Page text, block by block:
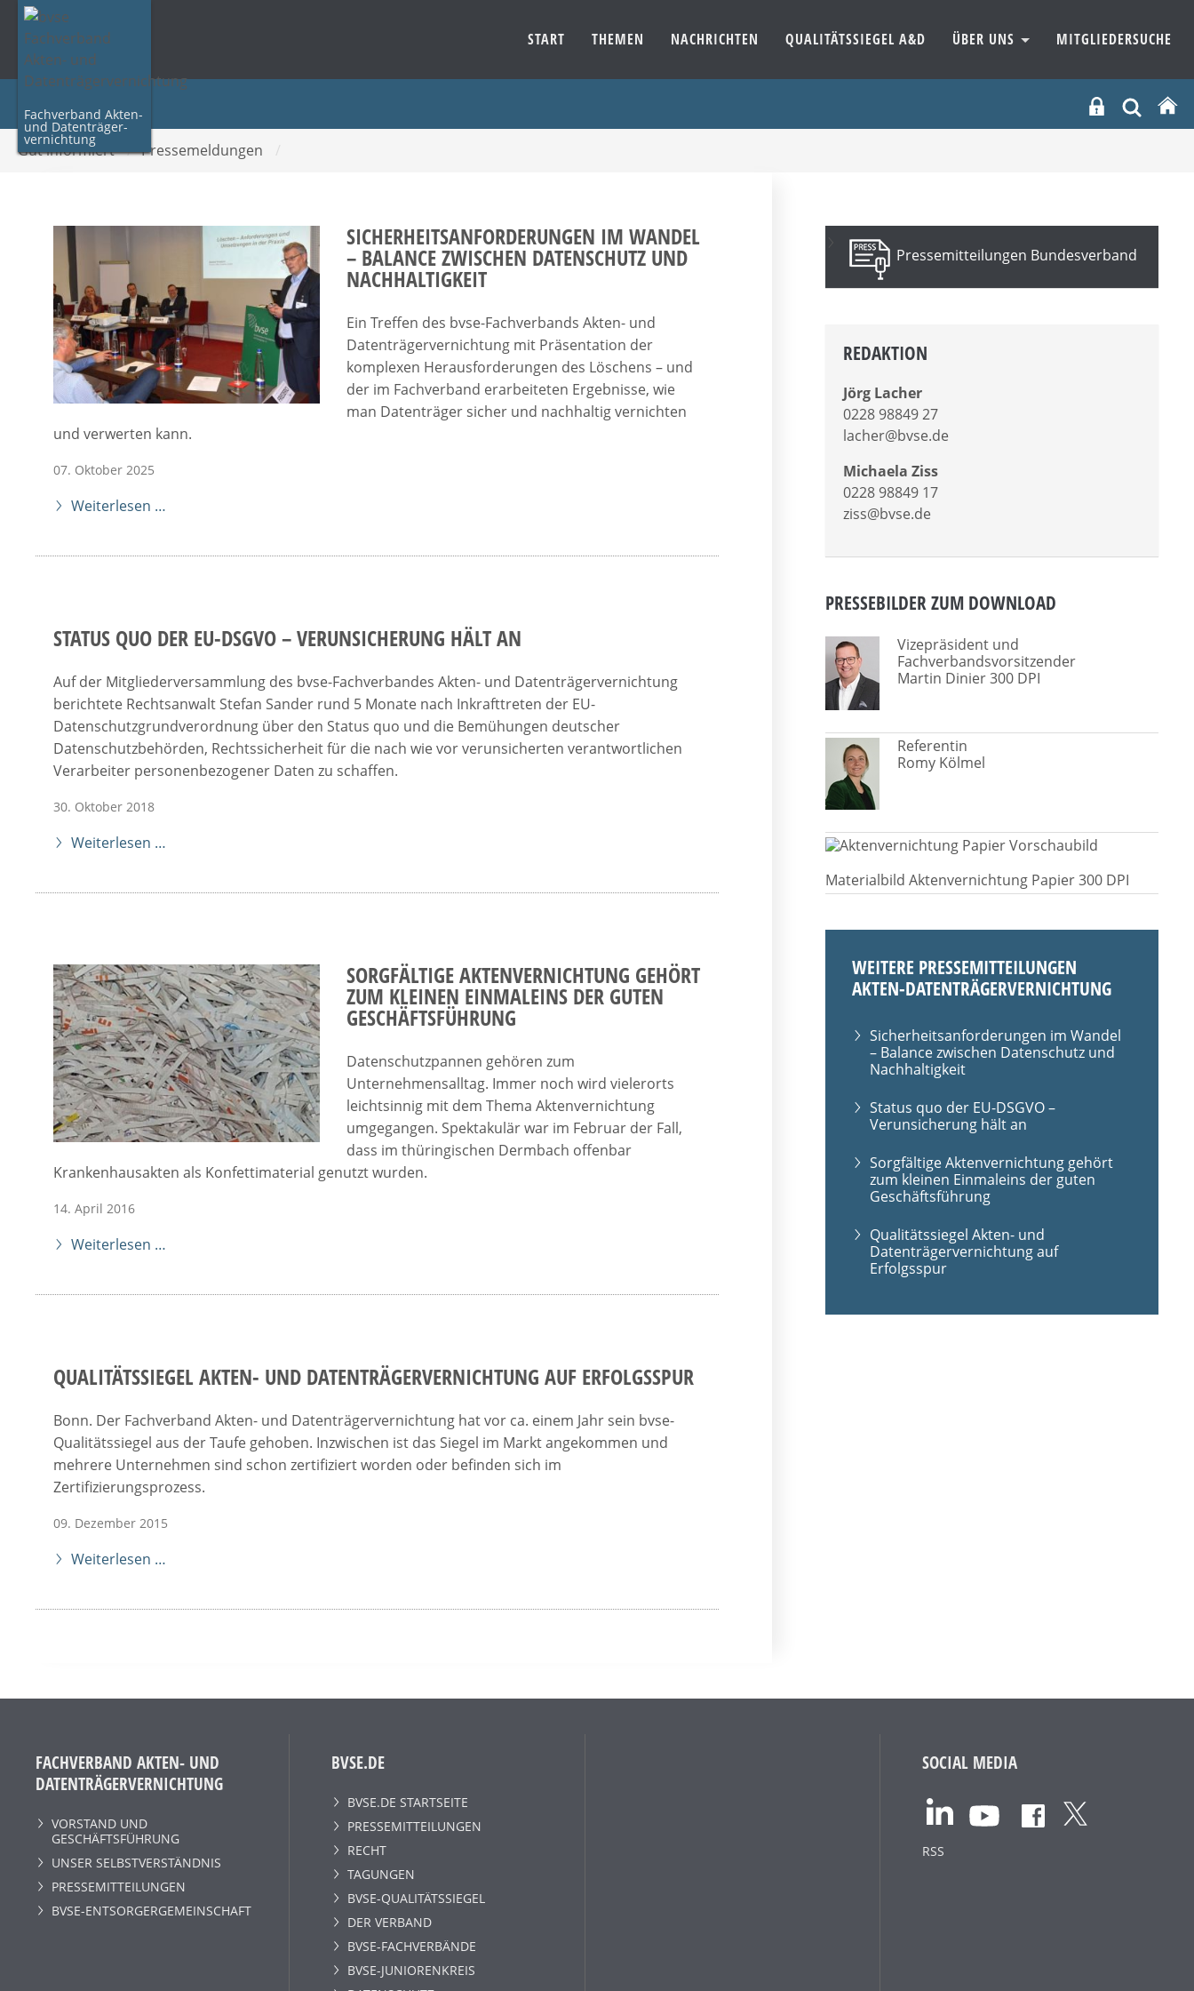
Fachverband Akten-
und Datenträger­
vernichtung
START THEMEN NACHRICHTEN QUALITÄTSSIEGEL A&D ÜBER UNS MITGLIEDERSUCHE
Gut informiert / Pressemeldungen /
SICHERHEITSANFORDERUNGEN IM WANDEL
– BALANCE ZWISCHEN DATENSCHUTZ UND
NACHHALTIGKEIT
Ein Treffen des bvse-Fachverbands Akten- und
Datenträgervernichtung mit Präsentation der
komplexen Herausforderungen des Löschens – und
der im Fachverband erarbeiteten Ergebnisse, wie
man Datenträger sicher und nachhaltig vernichten
und verwerten kann.
07. Oktober 2025
Weiterlesen …
STATUS QUO DER EU-DSGVO – VERUNSICHERUNG HÄLT AN
Auf der Mitgliederversammlung des bvse-Fachverbandes Akten- und Datenträgervernichtung
berichtete Rechtsanwalt Stefan Sander rund 5 Monate nach Inkrafttreten der EU-
Datenschutzgrundverordnung über den Status quo und die Bemühungen deutscher
Datenschutzbehörden, Rechtssicherheit für die nach wie vor verunsicherten verantwortlichen
Verarbeiter personenbezogener Daten zu schaffen.
30. Oktober 2018
Weiterlesen …
SORGFÄLTIGE AKTENVERNICHTUNG GEHÖRT
ZUM KLEINEN EINMALEINS DER GUTEN
GESCHÄFTSFÜHRUNG
Datenschutzpannen gehören zum
Unternehmensalltag. Immer noch wird vielerorts
leichtsinnig mit dem Thema Aktenvernichtung
umgegangen. Spektakulär war im Februar der Fall,
dass im thüringischen Dermbach offenbar
Krankenhausakten als Konfettimaterial genutzt wurden.
14. April 2016
Weiterlesen …
QUALITÄTSSIEGEL AKTEN- UND DATENTRÄGERVERNICHTUNG AUF ERFOLGSSPUR
Bonn. Der Fachverband Akten- und Datenträgervernichtung hat vor ca. einem Jahr sein bvse-
Qualitätssiegel aus der Taufe gehoben. Inzwischen ist das Siegel im Markt angekommen und
mehrere Unternehmen sind schon zertifiziert worden oder befinden sich im
Zertifizierungsprozess.
09. Dezember 2015
Weiterlesen …
Pressemitteilungen Bundesverband
REDAKTION
Jörg Lacher
0228 98849 27
lacher@bvse.de
Michaela Ziss
0228 98849 17
ziss@bvse.de
PRESSEBILDER ZUM DOWNLOAD
Vizepräsident und
Fachverbandsvorsitzender
Martin Dinier 300 DPI
Referentin
Romy Kölmel
Materialbild Aktenvernichtung Papier 300 DPI
WEITERE PRESSEMITTEILUNGEN
AKTEN-DATENTRÄGERVERNICHTUNG
Sicherheitsanforderungen im Wandel
– Balance zwischen Datenschutz und
Nachhaltigkeit
Status quo der EU-DSGVO –
Verunsicherung hält an
Sorgfältige Aktenvernichtung gehört
zum kleinen Einmaleins der guten
Geschäftsführung
Qualitätssiegel Akten- und
Datenträgervernichtung auf
Erfolgsspur
FACHVERBAND AKTEN- UND
DATENTRÄGERVERNICHTUNG
VORSTAND UND
GESCHÄFTSFÜHRUNG
UNSER SELBSTVERSTÄNDNIS
PRESSEMITTEILUNGEN
BVSE-ENTSORGERGEMEINSCHAFT
BVSE.DE
BVSE.DE STARTSEITE
PRESSEMITTEILUNGEN
RECHT
TAGUNGEN
BVSE-QUALITÄTSSIEGEL
DER VERBAND
BVSE-FACHVERBÄNDE
BVSE-JUNIORENKREIS
SOCIAL MEDIA
RSS